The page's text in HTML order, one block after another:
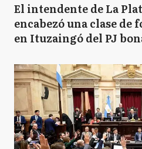
El intendente de La
encabezó una clase
en Ituzaingó del PJ